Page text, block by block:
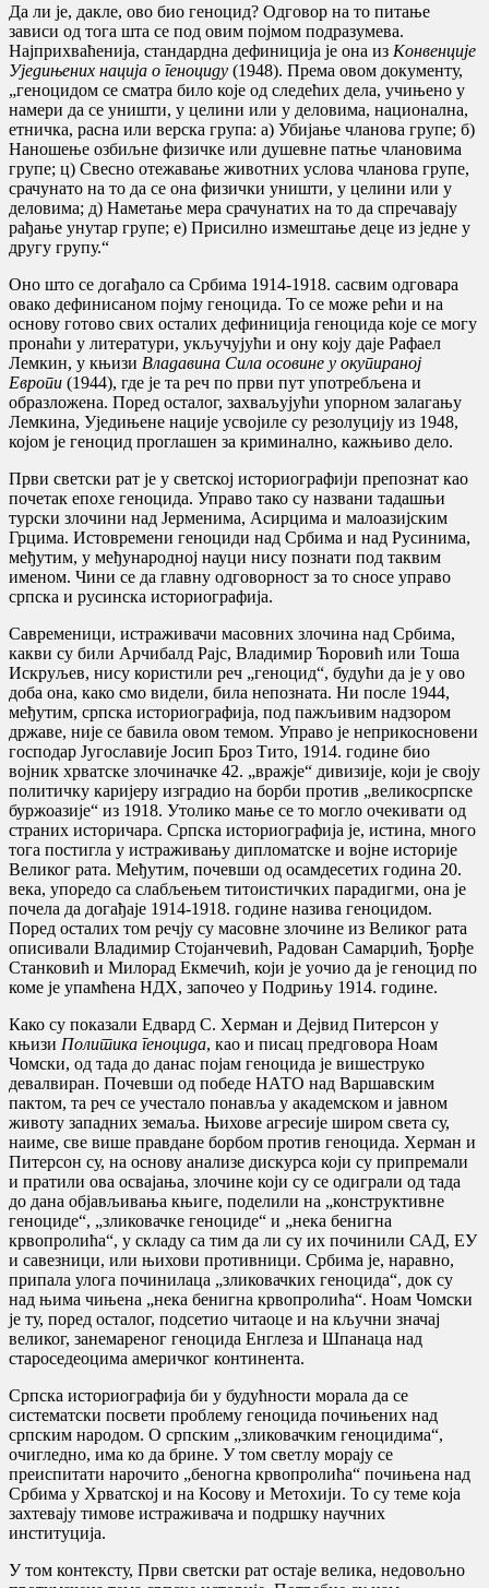
Да ли је, дакле, ово био геноцид? Одговор на то питање
зависи од тога шта се под овим појмом подразумева.
Најприхваћенија, стандардна дефиниција је она из Конвенције
Уједињених нација о геноциду (1948). Према овом документу,
„геноцидом се сматра било које од следећих дела, учињено у
намери да се уништи, у целини или у деловима, национална,
етничка, расна или верска група: а) Убијање чланова групе; б)
Наношење озбиљне физичке или душевне патње члановима
групе; ц) Свесно отежавање животних услова чланова групе,
срачунато на то да се она физички уништи, у целини или у
деловима; д) Наметање мера срачунатих на то да спречавају
рађање унутар групе; е) Присилно измештање деце из једне у
другу групу.“
Оно што се догађало са Србима 1914-1918. сасвим одговара
овако дефинисаном појму геноцида. То се може рећи и на
основу готово свих осталих дефиниција геноцида које се могу
пронаћи у литератури, укључујући и ону коју даје Рафаел
Лемкин, у књизи Владавина Сила осовине у окупираној
Европи (1944), где је та реч по први пут употребљена и
образложена. Поред осталог, захваљујући упорном залагању
Лемкина, Уједињене нације усвојиле су резолуцију из 1948,
којом је геноцид проглашен за криминално, кажњиво дело.
Први светски рат je у светској историографији препознат као
почетак епохе геноцида. Управо тако су названи тадашњи
турски злочини над Јерменима, Асирцима и малоазијским
Грцима. Истовремени геноциди над Србима и над Русинима,
међутим, у међународној науци нису познати под таквим
именом. Чини се да главну одговорност за то сносе управо
српска и русинска историографија.
Савременици, истраживачи масовних злочина над Србима,
какви су били Арчибалд Рајс, Владимир Ћоровић или Тоша
Искруљев, нису користили реч „геноцид“, будући да је у ово
доба она, како смо видели, била непозната. Ни после 1944,
међутим, српска историографија, под пажљивим надзором
државе, није се бавила овом темом. Управо је неприкосновени
господар Југославије Јосип Броз Тито, 1914. године био
војник хрватске злочиначке 42. „вражје“ дивизије, који је своју
политичку каријеру изградио на борби против „великосрпске
буржоазије“ из 1918. Утолико мање се то могло очекивати од
страних историчара. Српска историографија је, истина, много
тога постигла у истраживању дипломатске и војне историје
Великог рата. Међутим, почевши од осамдесетих година 20.
века, упоредо са слабљењем титоистичких парадигми, она је
почела да догађаје 1914-1918. године назива геноцидом.
Поред осталих том речју су масовне злочине из Великог рата
описивали Владимир Стојанчевић, Радован Самарџић, Ђорђе
Станковић и Милорад Екмечић, који је уочио да је геноцид по
коме је упамћена НДХ, започео у Подрињу 1914. године.
Како су показали Едвард С. Херман и Дејвид Питерсон у
књизи Политика геноцида, као и писац предговора Ноам
Чомски, од тада до данас појам геноцида је вишеструко
девалвиран. Почевши од победе НАТО над Варшавским
пактом, та реч се учестало понавља у академском и јавном
животу западних земаља. Њихове агресије широм света су,
наиме, све више правдане борбом против геноцида. Херман и
Питерсон су, на основу анализе дискурса који су припремали
и пратили ова освајања, злочине који су се одиграли од тада
до дана објављивања књиге, поделили на „конструктивне
геноциде“, „зликовачке геноциде“ и „нека бенигна
крвопролића“, у складу са тим да ли су их починили САД, ЕУ
и савезници, или њихови противници. Србима је, наравно,
припала улога починилаца „зликовачких геноцида“, док су
над њима чињена „нека бенигна крвопролића“. Ноам Чомски
је ту, поред осталог, подсетио читаоце и на кључни значај
великог, занемареног геноцида Енглеза и Шпанаца над
староседеоцима америчког континента.
Српска историографија би у будућности морала да се
систематски посвети проблему геноцида почињених над
српским народом. О српским „зликовачким геноцидима“,
очигледно, има ко да брине. У том светлу морају се
преиспитати нарочито „беногна крвопролића“ почињена над
Србима у Хрватској и на Косову и Метохији. То су теме која
захтевају тимове истраживача и подршку научних
институција.
У том контексту, Први светски рат остаје велика, недовољно